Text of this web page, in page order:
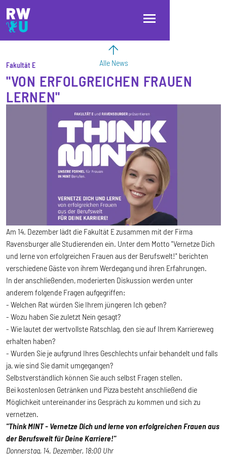
Direkt zum Inhalt
Direkt zur Hauptnavigation
Direkt zum Fußbereich
Alle News
Fakultät E
"VON ERFOLGREICHEN FRAUEN
LERNEN"
Am 14. Dezember lädt die Fakultät E zusammen mit der Firma
Ravensburger alle Studierenden ein. Unter dem Motto "Vernetze Dich
und lerne von erfolgreichen Frauen aus der Berufswelt!" berichten
verschiedene Gäste von ihrem Werdegang und ihren Erfahrungen.
In der anschließenden, moderierten Diskussion werden unter
anderem folgende Fragen aufgegriffen:
- Welchen Rat würden Sie Ihrem jüngeren Ich geben?
- Wozu haben Sie zuletzt Nein gesagt?
- Wie lautet der wertvollste Ratschlag, den sie auf Ihrem Karriereweg
erhalten haben?
- Wurden Sie je aufgrund Ihres Geschlechts unfair behandelt und falls
ja, wie sind Sie damit umgegangen?
Selbstverständlich können Sie auch selbst Fragen stellen.
Bei kostenlosen Getränken und Pizza besteht anschließend die
Möglichkeit untereinander ins Gespräch zu kommen und sich zu
vernetzen.
"Think MINT - Vernetze Dich und lerne von erfolgreichen Frauen aus
der Berufswelt für Deine Karriere!"
Donnerstag, 14. Dezember, 18:00 Uhr